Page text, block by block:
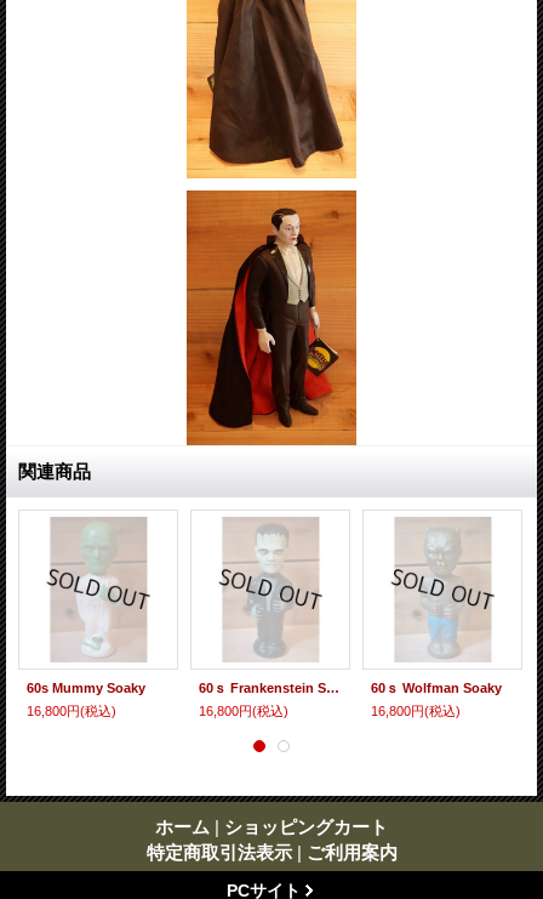
関連商品
60s Mummy Soaky
16,800円(税込)
60ｓ Frankenstein Soaky
16,800円(税込)
60ｓ Wolfman Soaky
16,800円(税込)
ホーム | ショッピングカート
特定商取引法表示 | ご利用案内
PCサイト